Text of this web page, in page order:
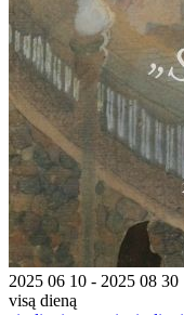
2025 06 10 - 2025 08
visą dieną